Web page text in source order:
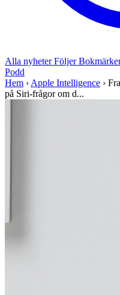
Alla nyheterFöljer
Podd
Hem › Apple Intelligence ›
på Siri-frågor om d...